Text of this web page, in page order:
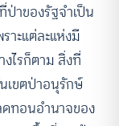
าของรัฐจำเป็น
าะแต่ละแห่งมี
ไรก็ตาม สิ่งที่
เขตป่าอนุรักษ์
ทอนอำนาจของ